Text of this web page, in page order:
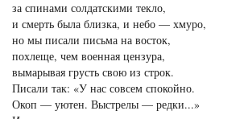
за спинами солдатскими текло,
и смерть была близка, и небо — хмуро,
но мы писали письма на восток,
похлеще, чем военная цензура,
вымарывая грусть свою из строк.
Писали так: «У нас совсем спокойно.
Окоп — уютен. Выстрелы — редки...»